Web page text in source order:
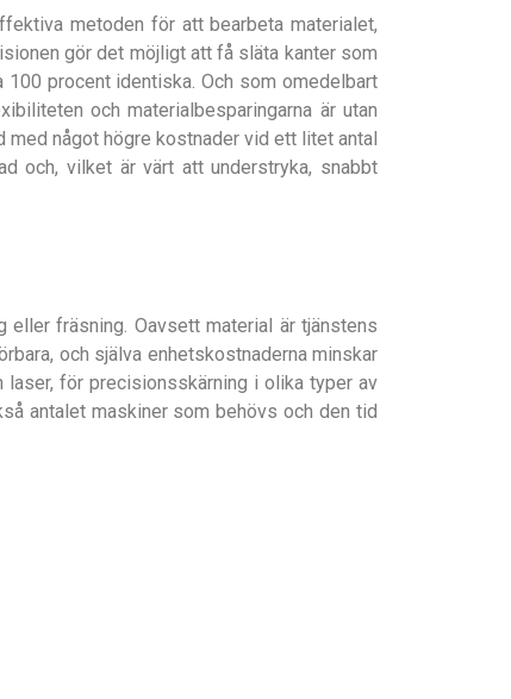
metoden för att bearbeta materialet,
gör det möjligt att få släta kanter som
procent identiska. Och som omedelbart
och materialbesparingarna är utan
något högre kostnader vid ett litet antal
och, vilket är värt att understryka, snabbt
fräsning. Oavsett material är tjänstens
och själva enhetskostnaderna minskar
laser, för precisionsskärning i olika typer av
antalet maskiner som behövs och den tid